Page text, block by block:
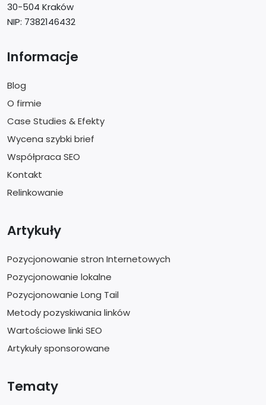
30-504 Kraków
NIP: 7382146432
Informacje
Blog
O firmie
Case Studies & Efekty
Wycena szybki brief
Współpraca SEO
Kontakt
Relinkowanie
Artykuły
Pozycjonowanie stron Internetowych
Pozycjonowanie lokalne
Pozycjonowanie Long Tail
Metody pozyskiwania linków
Wartościowe linki SEO
Artykuły sponsorowane
Tematy